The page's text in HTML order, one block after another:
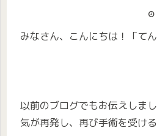
みなさん、こんにちは！「てん
以前のブログでもお伝えしま
気が再発し、再び手術を受け